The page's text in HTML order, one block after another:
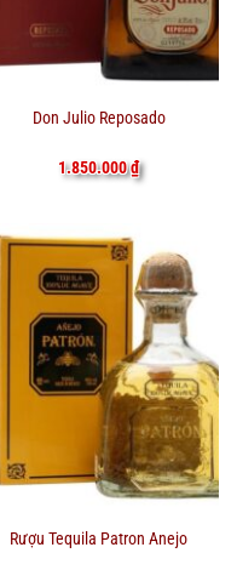
Don Julio Reposado
1.850.000₫
Rượu Tequila Patron Anejo